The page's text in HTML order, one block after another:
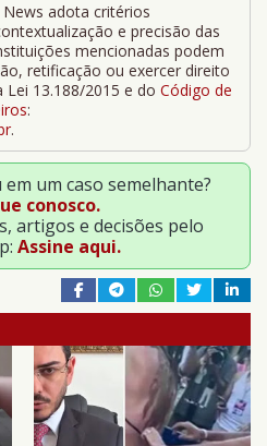
adota critérios
e precisão das
mencionadas podem
retificação ou exercer direito
13.188/2015 e do Código de
:
.
um caso semelhante?
conosco.
artigos e decisões pelo
Assine aqui.